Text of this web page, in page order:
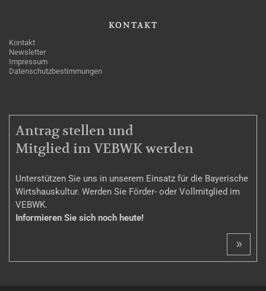
KONTAKT
Kontakt
Newsletter
Impressum
Datenschutzbestimmungen
MITGLIEDSCHAFT
Antrag stellen und
Mitglied im VEBWK werden
Unterstützen Sie uns in unserem Einsatz für die Bayerische
Wirtshauskultur. Werden Sie Förder- oder Vollmitglied im
VEBWK.
Informieren Sie sich noch heute!
»